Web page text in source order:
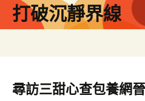
打破沉靜界線
尋訪三甜心查包養網